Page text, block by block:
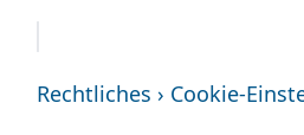
Rechtliches › Cookie-